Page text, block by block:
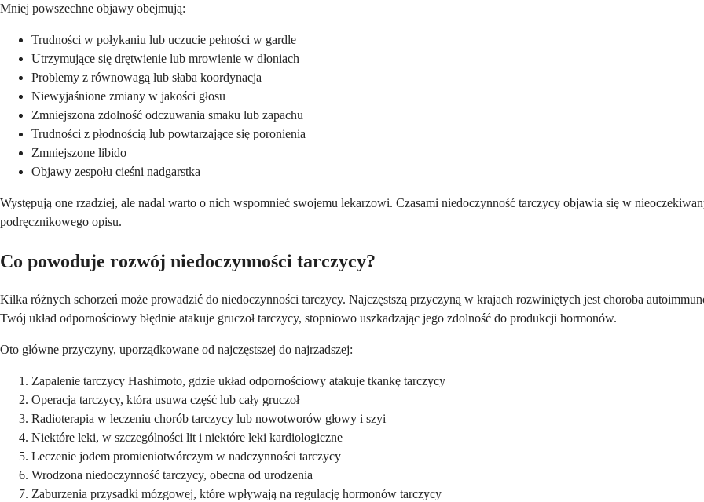
Mniej powszechne objawy obejmują:
Trudności w połykaniu lub uczucie pełności w gardle
Utrzymujące się drętwienie lub mrowienie w dłoniach
Problemy z równowagą lub słaba koordynacja
Niewyjaśnione zmiany w jakości głosu
Zmniejszona zdolność odczuwania smaku lub zapachu
Trudności z płodnością lub powtarzające się poronienia
Zmniejszone libido
Objawy zespołu cieśni nadgarstka
Występują one rzadziej, ale nadal warto o nich wspomnieć swojemu lekarzowi. Czasami niedoczynność tarczycy objawia się w
podręcznikowego opisu.
Co powoduje rozwój niedoczynności tarczycy?
Kilka różnych schorzeń może prowadzić do niedoczynności tarczycy. Najczęstszą przyczyną w krajach rozwiniętych jest choroba
Twój układ odpornościowy błędnie atakuje gruczoł tarczycy, stopniowo uszkadzając jego zdolność do produkcji hormonów.
Oto główne przyczyny, uporządkowane od najczęstszej do najrzadszej:
Zapalenie tarczycy Hashimoto, gdzie układ odpornościowy atakuje tkankę tarczycy
Operacja tarczycy, która usuwa część lub cały gruczoł
Radioterapia w leczeniu chorób tarczycy lub nowotworów głowy i szyi
Niektóre leki, w szczególności lit i niektóre leki kardiologiczne
Leczenie jodem promieniotwórczym w nadczynności tarczycy
Wrodzona niedoczynność tarczycy, obecna od urodzenia
Zaburzenia przysadki mózgowej, które wpływają na regulację hormonów tarczycy